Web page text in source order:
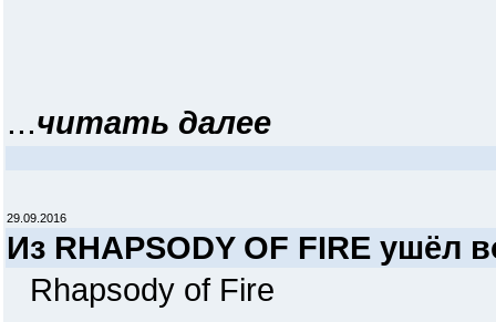
...читать далее
29.09.2016
Из RHAPSODY OF FIRE ушёл
Rhapsody of Fire